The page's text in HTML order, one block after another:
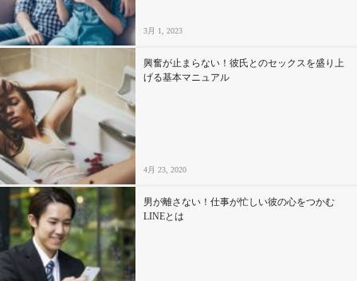
3月 1, 2023
興奮が止まらない！彼氏とのセックスを盛り上
げる基本マニュアル
4月 23, 2020
男が離さない！仕事が忙しい彼の心をつかむ
LINEとは